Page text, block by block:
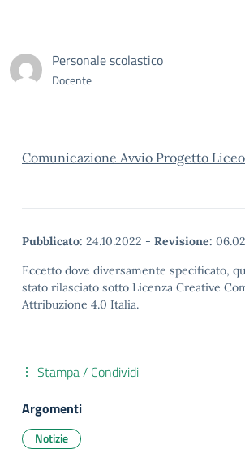
Personale scolastico
Docente
Comunicazione Avvio Progetto
Pubblicato: 24.10.2022 - Revisione:
Eccetto dove diversamente specificato,
stato rilasciato sotto Licenza Creative
Attribuzione 4.0 Italia.
Stampa / Condividi
Argomenti
Notizie